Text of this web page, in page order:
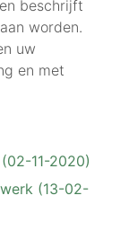
beschrijft
worden.
uw
en met
11-2020)
(13-02-